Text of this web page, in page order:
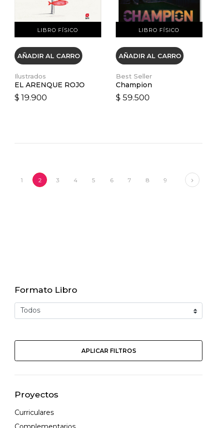
LIBRO FÍSICO
AÑADIR AL CARRO
Ilustrados
EL ARENQUE ROJO
$ 19.900
LIBRO FÍSICO
AÑADIR AL CARRO
Best Seller
Champion
$ 59.500
1 2 3 4 5 6 7 8 9 Next
Formato Libro
APLICAR FILTROS
Proyectos
Curriculares